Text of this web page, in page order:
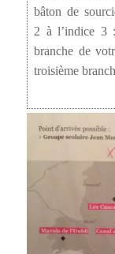
bâton de
2 à l’indice 3
branche de
troisième